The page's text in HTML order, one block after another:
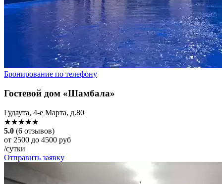
Бронирование по телефону
Гостевой дом «Шамбала»
Гудаута, 4-е Марта, д.80
★★★★★
5.0 (6 отзывов)
от 2500 до 4500 руб
/сутки
Отправить заявку